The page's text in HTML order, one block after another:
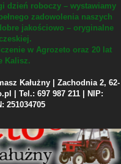
dzień roboczy – wystawiamy
zadowolenia naszych
jakościowo – oryginalne
w Agrozeto oraz 20 lat
Kalisz.
Kałużny | Zachodnia 2, 62-
| Tel.: 697 987 211 | NIP:
251034705